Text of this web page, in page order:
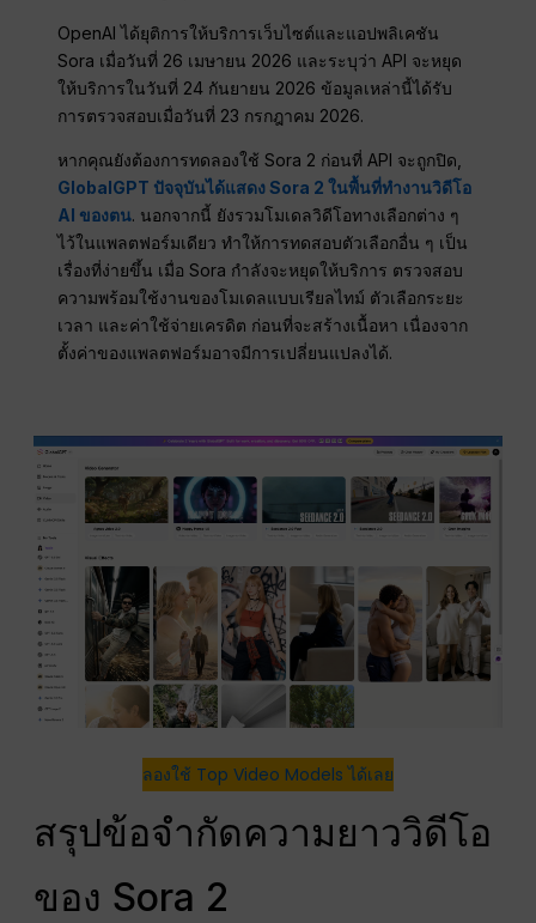
OpenAI ได้ยุติการให้บริการเว็บไซต์และแอปพลิเคชัน
Sora เมื่อวันที่ 26 เมษายน 2026 และระบุว่า API จะหยุด
ให้บริการในวันที่ 24 กันยายน 2026 ข้อมูลเหล่านี้ได้รับ
การตรวจสอบเมื่อวันที่ 23 กรกฎาคม 2026.
หากคุณยังต้องการทดลองใช้ Sora 2 ก่อนที่ API จะถูกปิด,
GlobalGPT ปัจจุบันได้แสดง Sora 2 ในพื้นที่ทำงานวิดีโอ
AI ของตน. นอกจากนี้ ยังรวมโมเดลวิดีโอทางเลือกต่าง ๆ
ไว้ในแพลตฟอร์มเดียว ทำให้การทดสอบตัวเลือกอื่น ๆ เป็น
เรื่องที่ง่ายขึ้น เมื่อ Sora กำลังจะหยุดให้บริการ ตรวจสอบ
ความพร้อมใช้งานของโมเดลแบบเรียลไทม์ ตัวเลือกระยะ
เวลา และค่าใช้จ่ายเครดิต ก่อนที่จะสร้างเนื้อหา เนื่องจาก
ตั้งค่าของแพลตฟอร์มอาจมีการเปลี่ยนแปลงได้.
ลองใช้ Top Video Models ได้เลย
สรุปข้อจำกัดความยาววิดีโอ
ของ Sora 2